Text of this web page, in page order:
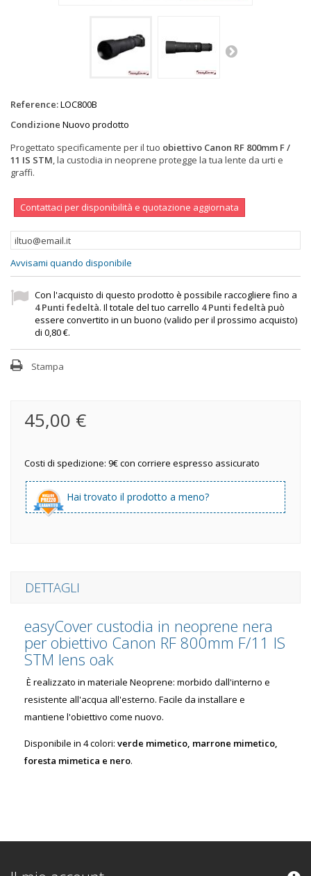
Reference:LOC800B
Condizione Nuovo prodotto
Progettato specificamente per il tuo obiettivo Canon RF 800mm F /
11 IS STM, la custodia in neoprene protegge la tua lente da urti e
graffi.
Contattaci per disponibilità e quotazione aggiornata
Avvisami quando disponibile
Con l'acquisto di questo prodotto è possibile raccogliere fino a
4Punti fedeltà. Il totale del tuo carrello 4Punti fedeltà può
essere convertito in un buono (valido per il prossimo acquisto)
di 0,80 €.
Stampa
45,00 €
Costi di spedizione: 9€ con corriere espresso assicurato
Hai trovato il prodotto a meno?
DETTAGLI
easyCover custodia in neoprene nera
per obiettivo Canon RF 800mm F/11 IS
STM lens oak
È realizzato in materiale Neoprene: morbido dall'interno e
resistente all'acqua all'esterno. Facile da installare e
mantiene l'obiettivo come nuovo.
Disponibile in 4 colori: verde mimetico, marrone mimetico,
foresta mimetica e nero.